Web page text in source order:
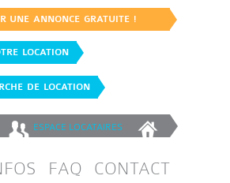
UNE ANNONCE GRATUITE !
LOCATION
DE LOCATION
ESPACE LOCATAIRES
FAQ CONTACT